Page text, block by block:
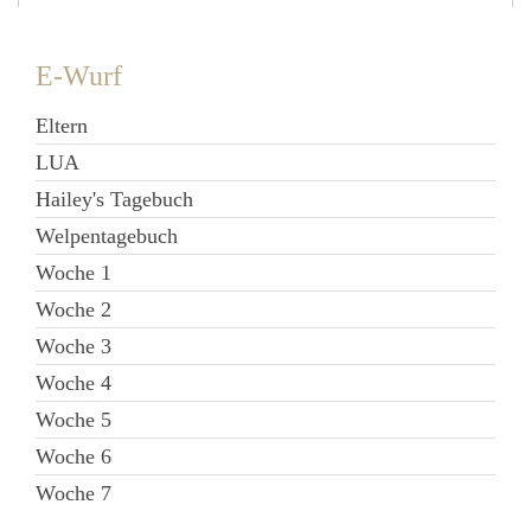
E-Wurf
Eltern
LUA
Hailey's Tagebuch
Welpentagebuch
Woche 1
Woche 2
Woche 3
Woche 4
Woche 5
Woche 6
Woche 7